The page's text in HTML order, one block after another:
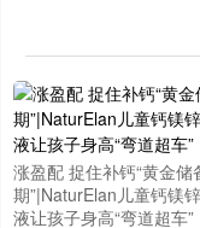
涨盈配 捉住补钙“黄金储
期”|NaturElan儿童钙镁
液让孩子身高“弯道超车”